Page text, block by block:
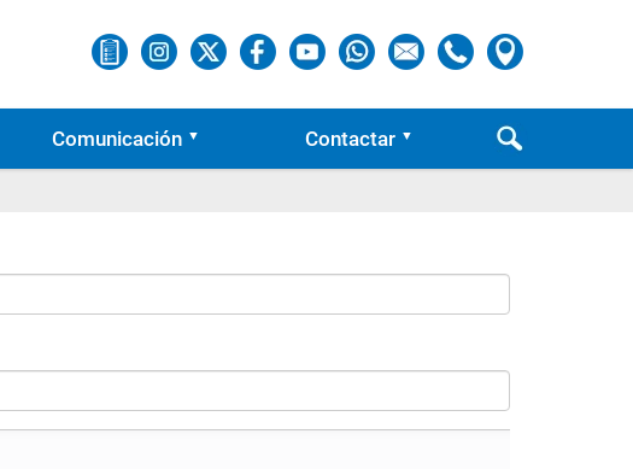
Comunicación Contactar